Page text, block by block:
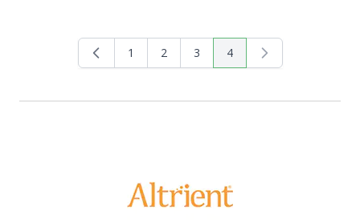
Página
1 Página
2 Página
3 Actualmente estás
4